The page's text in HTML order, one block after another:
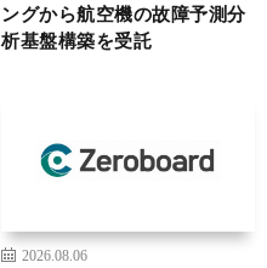
ングから航空機の故障予測分
析基盤構築を受託
2026.08.06